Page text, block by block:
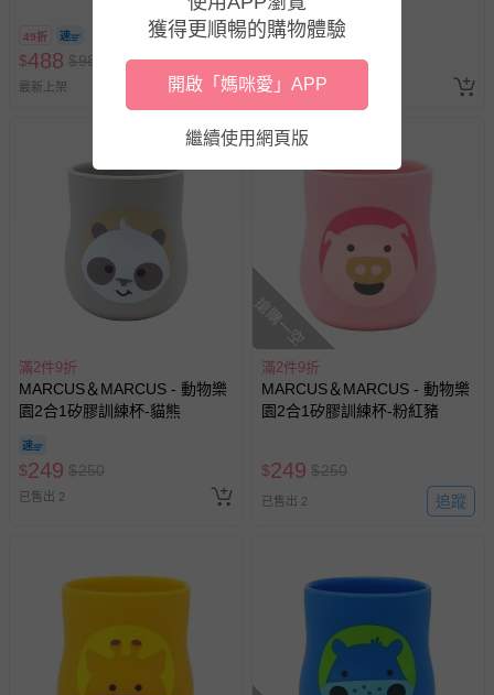
49折
$488 $988
最新上架
49折
$488 $988
最新上架
滿2件9折
MARCUS＆MARCUS - 動物樂
園2合1矽膠訓練杯-貓熊
$249 $250
已售出 2
搶購一空
滿2件9折
MARCUS＆MARCUS - 動物樂
園2合1矽膠訓練杯-粉紅豬
$249 $250
已售出 2 追蹤
獲得更順暢的購物體驗
開啟「媽咪愛」APP
繼續使用網頁版